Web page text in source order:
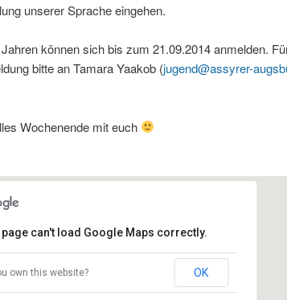
unserer Sprache eingehen.
können sich bis zum 21.09.2014 anmelden.
bitte an Tamara Yaakob (jugend@assyrer-
Wochenende mit euch
Schullandheim Bad Windsheim
9 - Bad Windseim
page can't load Google Maps correctly.
own this website? OK